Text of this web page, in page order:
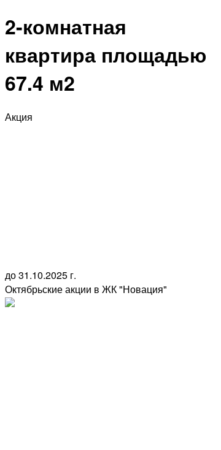
2-комнатная
квартира площадью
67.4 м2
Акция
до 31.10.2025 г.
Октябрьские акции в ЖК "Новация"